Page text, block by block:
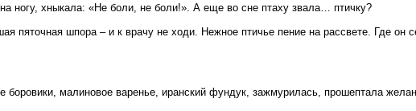
ногу, хныкала: «Не боли, не боли!». А еще во сне птаху звала… птичку?
шпора – и к врачу не ходи. Нежное птичье пение на рассвете. Где он
малиновое варенье, иранский фундук, зажмурилась, прошептала